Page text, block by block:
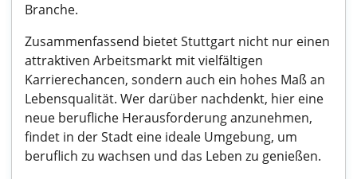
Branche.
Zusammenfassend bietet Stuttgart nicht nur einen
attraktiven Arbeitsmarkt mit vielfältigen
Karrierechancen, sondern auch ein hohes Maß an
Lebensqualität. Wer darüber nachdenkt, hier eine
neue berufliche Herausforderung anzunehmen,
findet in der Stadt eine ideale Umgebung, um
beruflich zu wachsen und das Leben zu genießen.